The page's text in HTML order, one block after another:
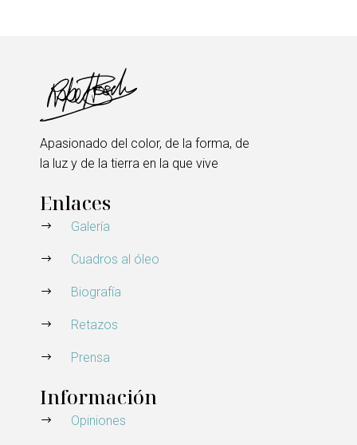
Apasionado del color, de la forma, de
la luz y de la tierra en la que vive
Enlaces
Galería
Cuadros al óleo
Biografía
Retazos
Prensa
Información
Opiniones